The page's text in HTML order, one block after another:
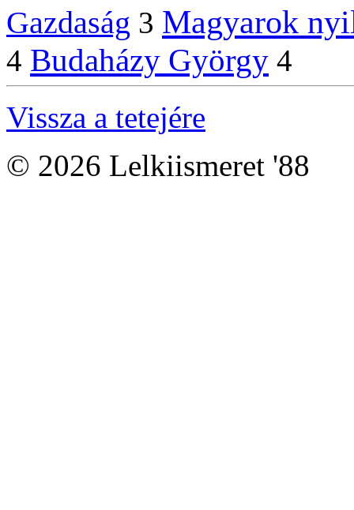
Gazdaság 3 Magyarok
4 Budaházy György 4
Vissza a tetejére
© 2026 Lelkiismeret '88